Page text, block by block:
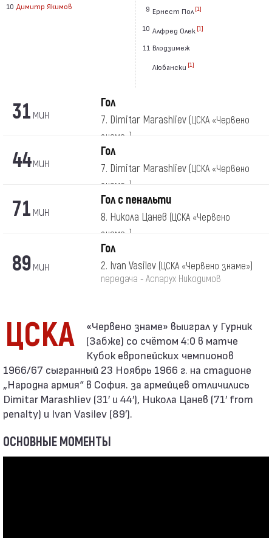
10 Димитр Якимов 9 Ернест Пол [1]
10 Алфред Олек [1]
11 Влодзимеж
Любански [1]
31 мин
Гол
7. Dimitar Marashliev (ЦСКА «Червено
знаме»)
44мин
Гол
7. Dimitar Marashliev (ЦСКА «Червено
знаме»)
71 мин
Гол с пенальти
8. Никола Цанев (ЦСКА «Червено
знаме»)
89мин
Гол
2. Ivan Vasilev (ЦСКА «Червено знаме»)
передача - Аспарух Никодимов
ЦСКА
(Забже) со счётом 4:0 в матче
Кубок европейских чемпионов
1966/67 сыгранный 23 Ноябрь 1966 г. на стадионе
„Народна армия“ в София. за армейцев отличились
Dimitar Marashliev (31′ и 44′), Никола Цанев (71′ from
penalty) и Ivan Vasilev (89′).
ОСНОВНЫЕ МОМЕНТЫ